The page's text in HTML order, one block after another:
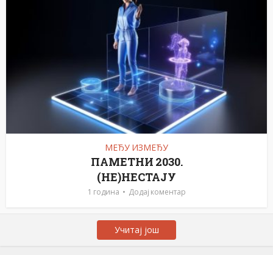
МЕЂУ ИЗМЕЂУ
ПАМЕТНИ 2030.
(НЕ)НЕСТАЈУ
1 година Додај коментар
Учитај још